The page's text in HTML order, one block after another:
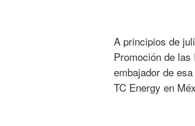
A principios de
Promoción de
embajador de
TC Energy en